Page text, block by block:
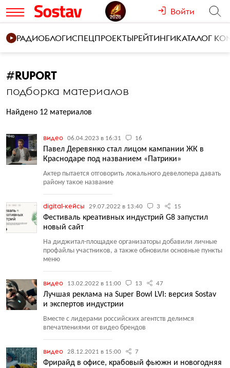
Войти
РАДИОБЛОГИСПЕЦПРОЕКТЫРЕЙТИНГИКАТАЛОГ
#RUPORT
подборка материалов
Найдено 12 материалов
видео 06.04.2023 в 16:31 16
Павел Деревянко стал лицом кампании ЖК в
Краснодаре под названием «Патрики»
Актер пытается отговорить локального девелопера давать
району такое название
digital-кейсы 29.07.2022 в 13:40 3 15
Фестиваль креативных индустрий G8 запустил
новый сайт
На диджитал-площадке организаторы добавили личные
профайлы участников, а также обновили основные пункты
меню
видео 13.02.2022 в 11:00 13 47
Лучшая реклама на Super Bowl LVI: версия Sostav
и экспертов индустрии
Вместе с лидерами российских агентств делимся
впечатлениями от видео брендов
видео 28.12.2021 в 15:00 7
Фрирайд в офисе, крабовый фьюжн и новогодняя